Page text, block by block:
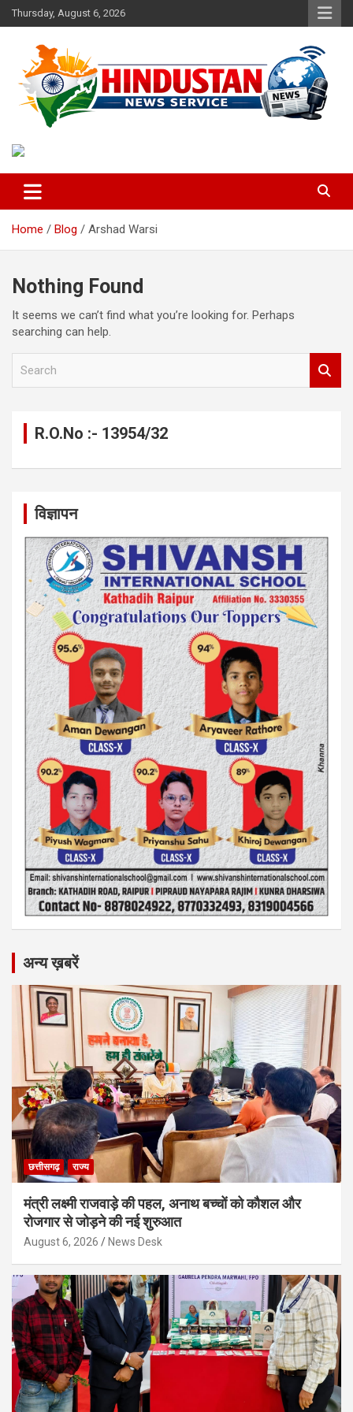
Skip
to
Thursday, August 6, 2026
Hindustan News Service
Home Blog Arshad Warsi
Nothing Found
It seems we can’t find what you’re looking for. Perhaps
searching can help.
R.O.No :- 13954/32
विज्ञापन
अन्य ख़बरें
छत्तीसगढ़ राज्य
मंत्री लक्ष्मी राजवाड़े की पहल, अनाथ बच्चों को कौशल और
रोजगार से जोड़ने की नई शुरुआत
August 6, 2026 News Desk